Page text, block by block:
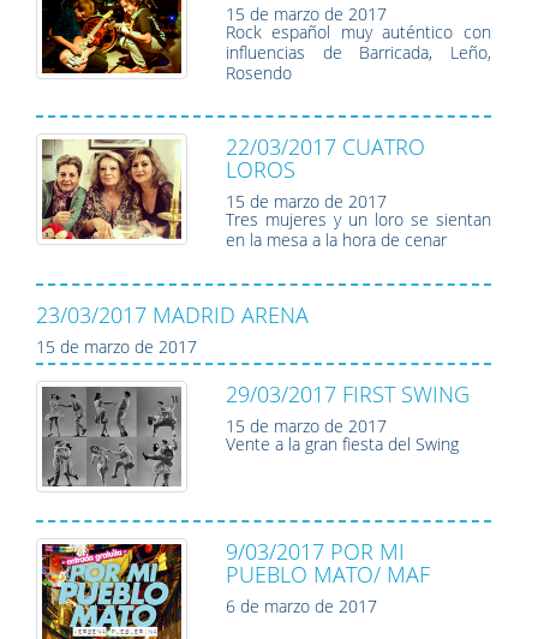
15 de marzo de 2017
Rock español muy auténtico con
influencias de Barricada, Leño,
Rosendo
22/03/2017 CUATRO
LOROS
15 de marzo de 2017
Tres mujeres y un loro se sientan
en la mesa a la hora de cenar
23/03/2017 MADRID ARENA
15 de marzo de 2017
29/03/2017 FIRST SWING
15 de marzo de 2017
Vente a la gran fiesta del Swing
9/03/2017 POR MI
PUEBLO MATO/ MAF
6 de marzo de 2017